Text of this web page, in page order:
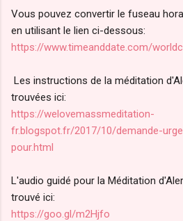
Vous pouvez convertir le fuseau
en utilisant le lien ci-dessous:
https://www.timeanddate.com/
Les instructions de la méditation
trouvées ici:
https://welovemassmeditation-
fr.blogspot.fr/2017/10/demande-
pour.html
L'audio guidé pour la Méditation
trouvé ici:
https://goo.gl/m2Hjfo